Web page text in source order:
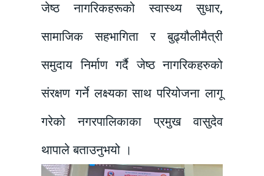
जेष्ठ नागरिकहरूको स्वास्थ्य सुधार,
सामाजिक सहभागिता र बुढ्यौलीमैत्री
समुदाय निर्माण गर्दै जेष्ठ नागरिकहरुको
संरक्षण गर्ने लक्ष्यका साथ परियोजना लागू
गरेको नगरपालिकाका प्रमुख वासुदेव
थापाले बताउनुभयो ।